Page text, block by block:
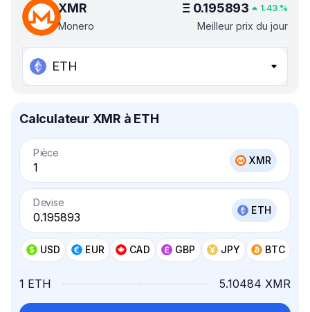
XMR
Monero
Ξ 0.195893 1.43 %
Meilleur prix du jour
ETH
Calculateur XMR à ETH
Pièce
XMR
Devise
ETH
USD EUR CAD GBP JPY BTC
1 ETH 5.10484 XMR